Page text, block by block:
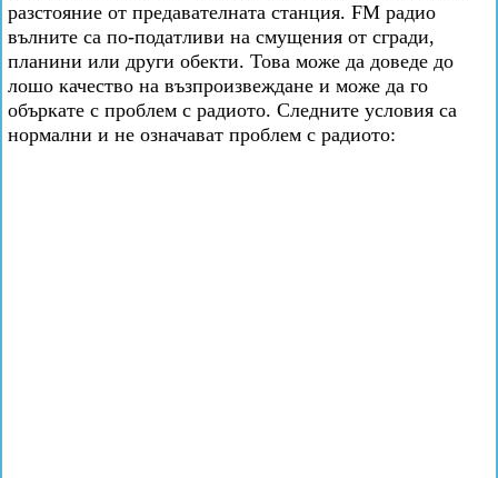
разстояние от предавателната станция. FM радио
вълните са по-податливи на смущения от сгради,
планини или други обекти. Това може да доведе до
лошо качество на възпроизвеждане и може да го
объркате с проблем с радиото. Следните условия са
нормални и не означават проблем с радиото: